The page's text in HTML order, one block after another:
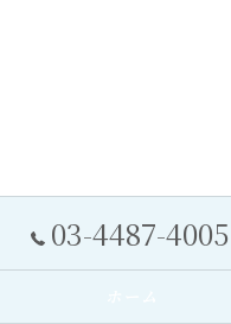
03-4487-4005